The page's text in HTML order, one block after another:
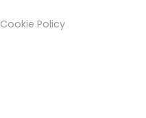
Cookie Policy